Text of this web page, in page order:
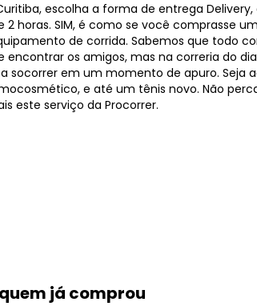
escolha a forma de entrega Delivery,
horas. SIM, é como se você comprasse
de corrida. Sabemos que todo
encontrar os amigos, mas na correria do
socorrer em um momento de apuro. Seja
e até um tênis novo. Não
este serviço da Procorrer.
já comprou